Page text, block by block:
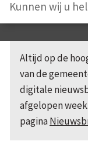
Altijd op de
van de
digitale
afgelopen
pagina